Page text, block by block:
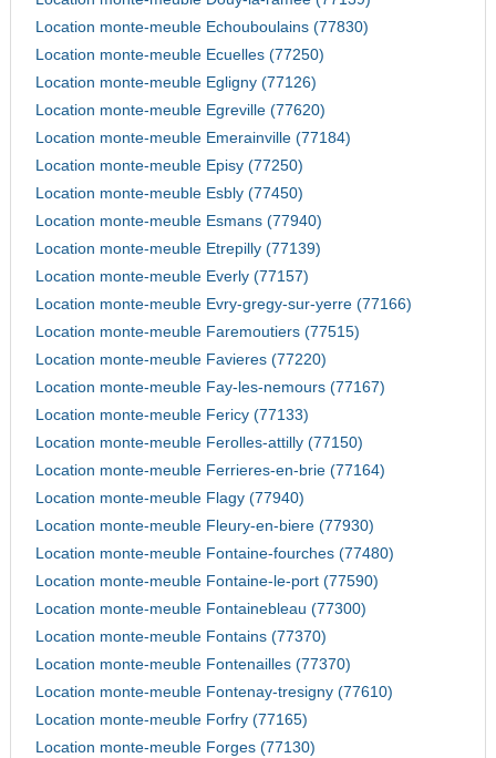
Location monte-meuble Echouboulains (77830)
Location monte-meuble Ecuelles (77250)
Location monte-meuble Egligny (77126)
Location monte-meuble Egreville (77620)
Location monte-meuble Emerainville (77184)
Location monte-meuble Episy (77250)
Location monte-meuble Esbly (77450)
Location monte-meuble Esmans (77940)
Location monte-meuble Etrepilly (77139)
Location monte-meuble Everly (77157)
Location monte-meuble Evry-gregy-sur-yerre (77166)
Location monte-meuble Faremoutiers (77515)
Location monte-meuble Favieres (77220)
Location monte-meuble Fay-les-nemours (77167)
Location monte-meuble Fericy (77133)
Location monte-meuble Ferolles-attilly (77150)
Location monte-meuble Ferrieres-en-brie (77164)
Location monte-meuble Flagy (77940)
Location monte-meuble Fleury-en-biere (77930)
Location monte-meuble Fontaine-fourches (77480)
Location monte-meuble Fontaine-le-port (77590)
Location monte-meuble Fontainebleau (77300)
Location monte-meuble Fontains (77370)
Location monte-meuble Fontenailles (77370)
Location monte-meuble Fontenay-tresigny (77610)
Location monte-meuble Forfry (77165)
Location monte-meuble Forges (77130)